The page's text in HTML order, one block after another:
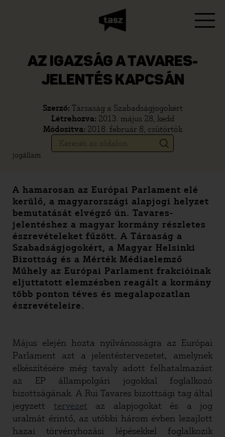
AZ IGAZSÁG A TAVARES-
JELENTÉS KAPCSÁN
Szerző: Társaság a Szabadságjogokért
Létrehozva: 2013. május 28, kedd
Módosítva: 2018. február 8, csütörtök
jogállam
A hamarosan az Európai Parlament elé
kerülő, a magyarországi alapjogi helyzet
bemutatását elvégző ún. Tavares-
jelentéshez a magyar kormány részletes
észrevételeket fűzött. A Társaság a
Szabadságjogokért, a Magyar Helsinki
Bizottság és a Mérték Médiaelemző
Műhely az Európai Parlament frakcióinak
eljuttatott elemzésben reagált a kormány
több ponton téves és megalapozatlan
észrevételeire.
Május elején hozta nyilvánosságra az Európai
Parlament azt a jelentéstervezetet, amelynek
elkészítésére még tavaly adott felhatalmazást
az EP állampolgári jogokkal foglalkozó
bizottságának. A Rui Tavares bizottsági tag által
jegyzett tervezet az alapjogokat és a jog
uralmát érintő, az utóbbi három évben lezajlott
hazai törvényhozási lépésekkel foglalkozik